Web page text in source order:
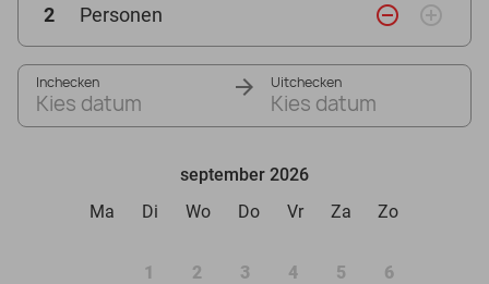
2 Personen remove_circle_outline add_circle_outline
Inchecken
Kies datum
Uitchecken
Kies datum
september 2026
Ma
Di Wo Do Vr Za Zo
1 2 3 4 5 6